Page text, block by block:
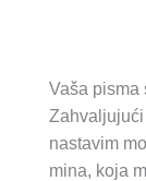
Vaša pisma
nastavim
mina, koja